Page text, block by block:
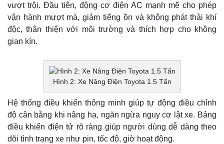
vượt trội. Đầu tiên, động cơ điện AC mạnh mẽ cho phép
vận hành mượt mà, giảm tiếng ồn và không phát thải khí
độc, thân thiện với môi trường và thích hợp cho không
gian kín.
Hình 2: Xe Nâng Điện Toyota 1.5 Tấn
Hệ thống điều khiển thông minh giúp tự động điều chỉnh
độ cân bằng khi nâng hạ, ngăn ngừa nguy cơ lật xe. Bảng
điều khiển điện tử rõ ràng giúp người dùng dễ dàng theo
dõi tình trạng xe như pin, tốc độ, giờ hoạt động.